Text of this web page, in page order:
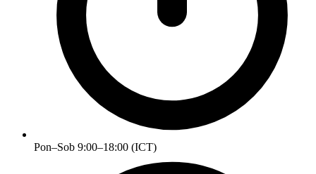
Pon–Sob 9:00–18:00 (ICT)